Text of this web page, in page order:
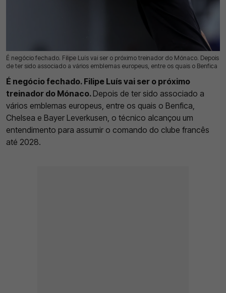
É negócio fechado. Filipe Luís vai ser o próximo treinador do Mónaco. Depois
de ter sido associado a vários emblemas europeus, entre os quais o Benfica
29 Mai 2026 | 09:06 | 0
É negócio fechado. Filipe Luís vai ser o próximo
treinador do Mónaco.Depois de ter sido associado a
vários emblemas europeus, entre os quais o Benfica,
Chelsea e Bayer Leverkusen, o técnico alcançou um
entendimento para assumir o comando do clube francês
até 2028.